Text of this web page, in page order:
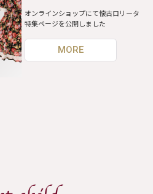
オンラインショップにて懐古ロリータ
特集ページを公開しました
MORE